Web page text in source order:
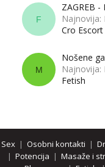
F
ZAGREB
Najnovija:
Cro
M
Nošene
Najnovija:
Fetish
Sex| Osobni kontakti |
| Potencija | Masaže i